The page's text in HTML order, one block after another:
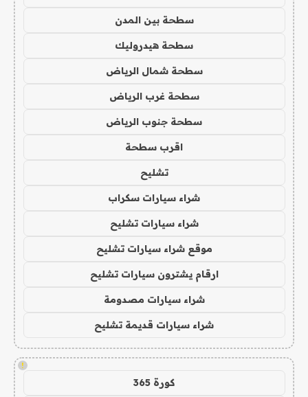
سطحة بين المدن
سطحة هيدروليك
سطحة شمال الرياض
سطحة غرب الرياض
سطحة جنوب الرياض
اقرب سطحة
تشليح
شراء سيارات سكراب
شراء سيارات تشليح
موقع شراء سيارات تشليح
ارقام يشترون سيارات تشليح
شراء سيارات مصدومة
شراء سيارات قديمة تشليح
!
كورة 365